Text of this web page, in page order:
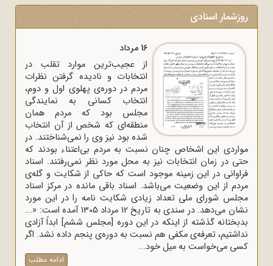
روزشمار اسنادی
16 مرداد
از عجیب‌ترین موارد تقلب در
انتخابات و نادیده گرفتن نظرات
مردم در دوره‌ی پهلوی اول و دوم،
انتخاب کسانی به نمایندگی
مجلس بود که مردم همان
منطقه‌ای که شخص از آن انتخاب
شده بود نیز وی را نمی‌شناختند. در
مواردی این اشخاص چنان نسبت به مردم بی‌اعتناء بودند که
حتی در زمان انتخابات نیز به محل مورد نظر نمی‌رفتند. اسناد
فراوانی در این زمینه موجود است که حاکی از شکایت و گله‌ی
مردم از این وضعیت می‌باشد. اسناد باقی مانده در مرکز اسناد
مجلس شورای ملی تعداد زیادی شکایت نامه را در این مورد
نشان می‌دهد. در سندی به تاریخ 12 مرداد 1305 آمده است: «...
بدبختانه گذشته از اینکه در این دوره [مجلس ششم] ابداً آزادی
نداشتیم، تعرفه‌ی مکفی هم نسبت به دوره‌ی پنجم داده نشد. اگر
کسی می‌خواست به میل خود...
ادامه مطلب